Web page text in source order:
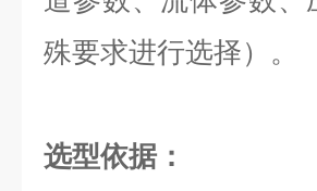
殊要求进行选择）。
选型依据：